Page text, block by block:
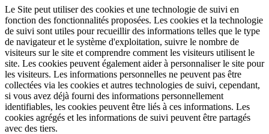
Le Site peut utiliser des cookies et une technologie de suivi en
fonction des fonctionnalités proposées. Les cookies et la technologie
de suivi sont utiles pour recueillir des informations telles que le type
de navigateur et le système d'exploitation, suivre le nombre de
visiteurs sur le site et comprendre comment les visiteurs utilisent le
site. Les cookies peuvent également aider à personnaliser le site pour
les visiteurs. Les informations personnelles ne peuvent pas être
collectées via les cookies et autres technologies de suivi, cependant,
si vous avez déjà fourni des informations personnellement
identifiables, les cookies peuvent être liés à ces informations. Les
cookies agrégés et les informations de suivi peuvent être partagés
avec des tiers.